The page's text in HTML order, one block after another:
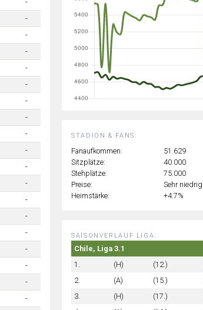
-
-
-
-
-
-
-
-
-
-
-
-
-
-
-
-
-
-
-
STADION & FANS:
Fanaufkommen:
51.629
Sitzplätze:
40.000
Stehplätze:
75.000
Preise:
Sehr niedrig
Heimstärke:
+4.7%
SAISONVERLAUF LIGA:
Chile, Liga 3.1
1.
(H) (12.)
2.
(A) (15.)
3.
(H) (17.)